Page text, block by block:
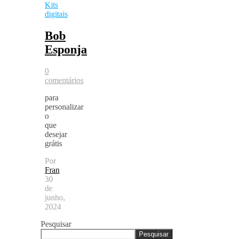
Kits
digitais
Bob
Esponja
0
comentários
para
personalizar
o
que
desejar
grátis
Por
Fran
30
de
junho,
2024
Pesquisar
Pesquisar